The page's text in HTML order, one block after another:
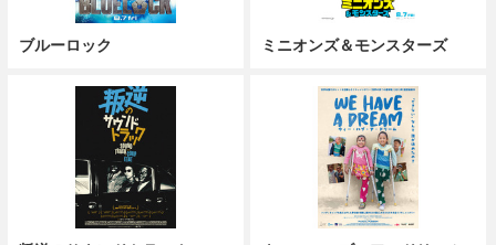
ブルーロック ミニオンズ＆モンスターズ